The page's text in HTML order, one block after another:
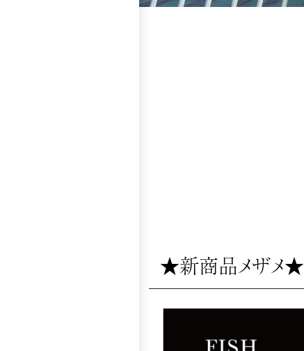
★新商品メザメ★